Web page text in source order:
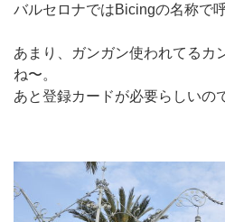
バルセロナではBicingの名称で呼
あまり、ガンガン使われてるカ
ね〜。
あと登録カードが必要らしいの